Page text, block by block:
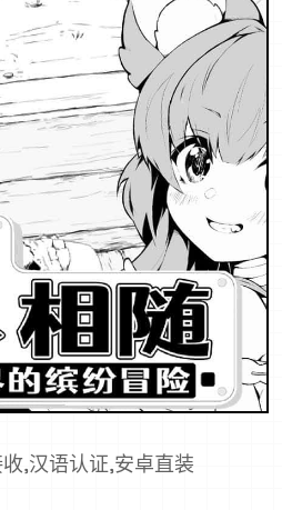
,汉语认证,安卓直装